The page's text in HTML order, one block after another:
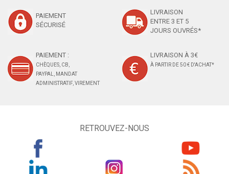
PAIEMENT
SÉCURISÉ
LIVRAISON
ENTRE 3 ET 5
JOURS OUVRÉS*
PAIEMENT :
CHÈQUES, CB,
PAYPAL, MANDAT
ADMINISTRATIF, VIREMENT
LIVRAISON À 3€
À PARTIR DE 50 € D'ACHAT*
RETROUVEZ-NOUS